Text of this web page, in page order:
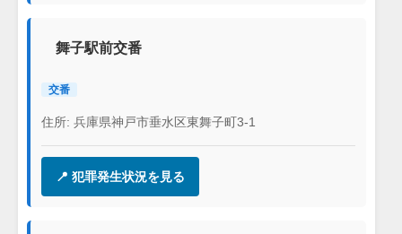
舞子駅前交番
交番
住所: 兵庫県神戸市垂水区東舞子町3-1
📍 犯罪発生状況を見る